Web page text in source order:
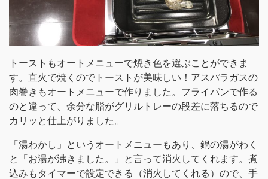
トーストもオートメニューで焼き色を選ぶことができま
す。直火で焼くのでトーストが美味しい！アスパラガスの
肉巻きもオートメニューで作りました。フライパンで作る
のと違って、余分な脂がグリルトレーの段差に落ちるので
カリッと仕上がりました。
「湯わかし」というオートメニューもあり、鍋の湯がわく
と「お湯が沸きました。」と言って消火してくれます。煮
込みもタイマーで設定できる（消火してくれる）ので、手